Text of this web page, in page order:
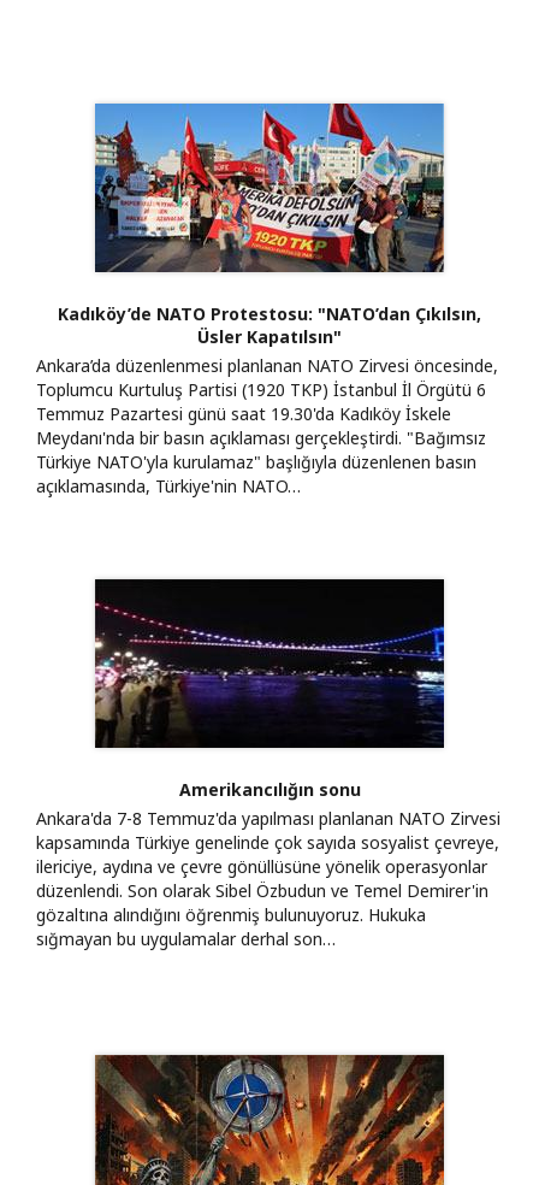
Kadıköy’de NATO Protestosu: "NATO’dan Çıkılsın,
Üsler Kapatılsın"
​Ankara’da düzenlenmesi planlanan NATO Zirvesi öncesinde,
Toplumcu Kurtuluş Partisi (1920 TKP) İstanbul İl Örgütü 6
Temmuz Pazartesi günü saat 19.30'da Kadıköy İskele
Meydanı'nda bir basın açıklaması gerçekleştirdi. "Bağımsız
Türkiye NATO'yla kurulamaz" başlığıyla düzenlenen basın
açıklamasında, Türkiye'nin NATO…
Amerikancılığın sonu
Ankara'da 7-8 Temmuz'da yapılması planlanan NATO Zirvesi
kapsamında Türkiye genelinde çok sayıda sosyalist çevreye,
ilericiye, aydına ve çevre gönüllüsüne yönelik operasyonlar
düzenlendi. Son olarak Sibel Özbudun ve Temel Demirer'in
gözaltına alındığını öğrenmiş bulunuyoruz. Hukuka
sığmayan bu uygulamalar derhal son…